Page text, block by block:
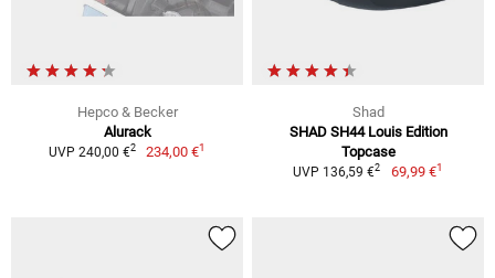
Hepco & Becker
Alurack
UVP 240,00 €2 234,00 €1
Shad
SHAD SH44 Louis Edition
Topcase
UVP 136,59 €2 69,99 €1